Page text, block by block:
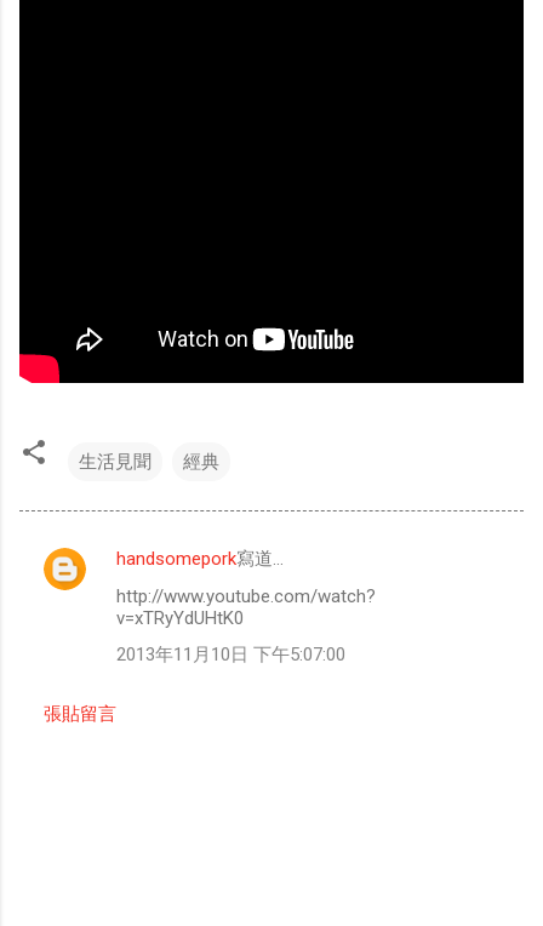
生活見聞 經典
留
handsomepork寫道…
http://www.youtube.com/watch?
v=xTRyYdUHtK0
2013年11月10日 下午5:07:00
張貼留言